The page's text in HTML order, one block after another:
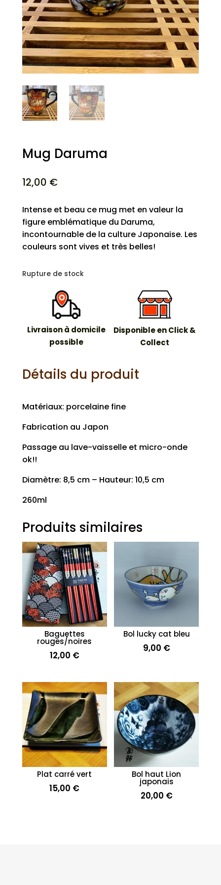
Mug Daruma
12,00 €
Intense et beau ce mug met en valeur la
figure emblématique du Daruma,
incontournable de la culture Japonaise. Les
couleurs sont vives et très belles!
Rupture de stock
Livraison à domicile
possible
Disponible en Click &
Collect
Détails du produit
Matériaux: porcelaine fine
Fabrication au Japon
Passage au lave-vaisselle et micro-onde
ok!!
Diamètre: 8,5 cm – Hauteur: 10,5 cm
260ml
Produits similaires
Baguettes
rouges/noires
12,00 €
Bol lucky cat bleu
9,00 €
Plat carré vert
15,00 €
Bol haut Lion
japonais
20,00 €